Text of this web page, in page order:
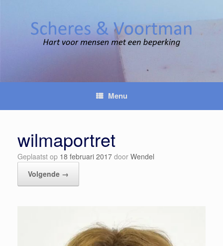
Menu
wilmaportret
Geplaatst op 18 februari 2017 door Wendel
Volgende →